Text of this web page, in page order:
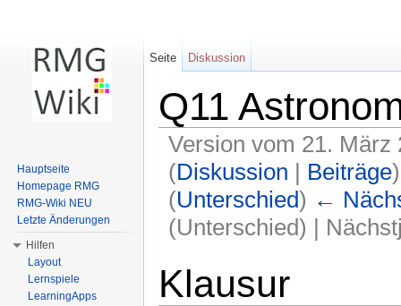
Q11
Version vom 21.
(Diskussion | Beiträge)
(Unterschied) ←
(Unterschied) |
Klausur
Seite Diskussion
Hauptseite
Homepage RMG
RMG-Wiki NEU
Letzte Änderungen
Hilfen
Layout
Lernspiele
LearningApps